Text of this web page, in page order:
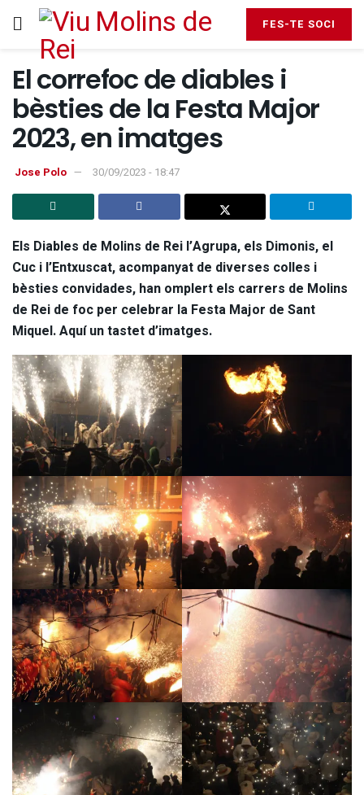
FES-TE SOCI
El correfoc de diables i
bèsties de la Festa Major
2023, en imatges
Jose Polo 30/09/2023 - 18:47
Els Diables de Molins de Rei l’Agrupa, els Dimonis, el
Cuc i l’Entxuscat, acompanyat de diverses colles i
bèsties convidades, han omplert els carrers de Molins
de Rei de foc per celebrar la Festa Major de Sant
Miquel. Aquí un tastet d’imatges.